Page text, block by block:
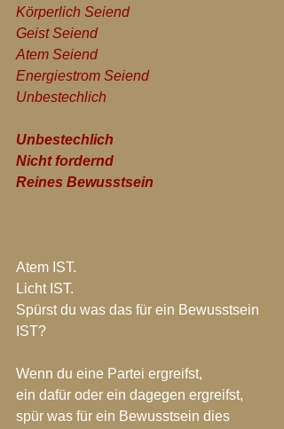
Körperlich Seiend
Geist Seiend
Atem Seiend
Energiestrom Seiend
Unbestechlich
Unbestechlich
Nicht fordernd
Reines Bewusstsein
Atem IST.
Licht IST.
Spürst du was das für ein Bewusstsein
IST?
Wenn du eine Partei ergreifst,
ein dafür oder ein dagegen ergreifst,
spür was für ein Bewusstsein dies